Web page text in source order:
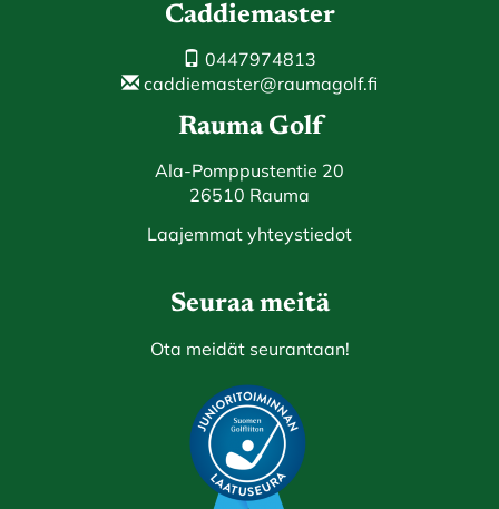
Caddiemaster
0447974813
caddiemaster@raumagolf.fi
Rauma Golf
Ala-Pomppustentie 20
26510 Rauma
Laajemmat yhteystiedot
Seuraa meitä
Ota meidät seurantaan!